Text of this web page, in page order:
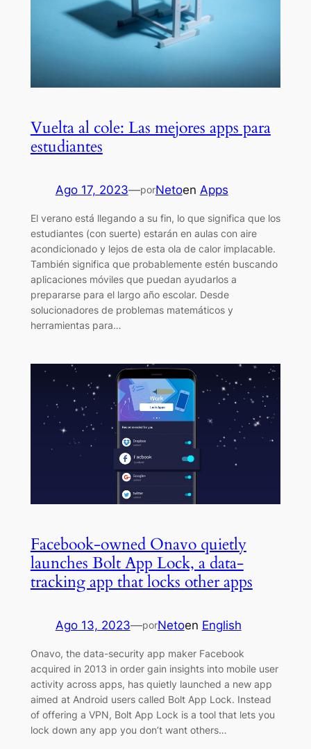
Vuelta al cole: Las mejores apps para
estudiantes
Ago 17, 2023—porNetoen Apps
El verano está llegando a su fin, lo que significa que los
estudiantes (con suerte) estarán en aulas con aire
acondicionado y lejos de esta ola de calor implacable.
También significa que probablemente estén buscando
aplicaciones móviles que puedan ayudarlos a
prepararse para el largo año escolar. Desde
solucionadores de problemas matemáticos y
herramientas para…
Facebook-owned Onavo quietly
launches Bolt App Lock, a data-
tracking app that locks other apps
Ago 13, 2023—porNetoen English
Onavo, the data-security app maker Facebook
acquired in 2013 in order gain insights into mobile user
activity across apps, has quietly launched a new app
aimed at Android users called Bolt App Lock. Instead
of offering a VPN, Bolt App Lock is a tool that lets you
lock down any app you don’t want others…